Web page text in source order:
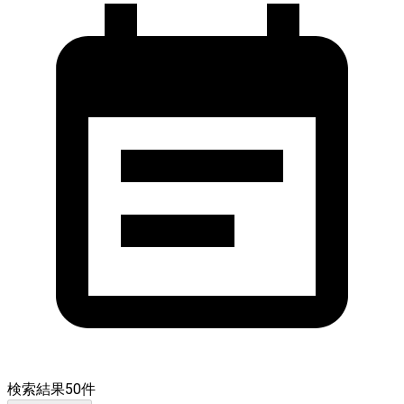
検索結果50件